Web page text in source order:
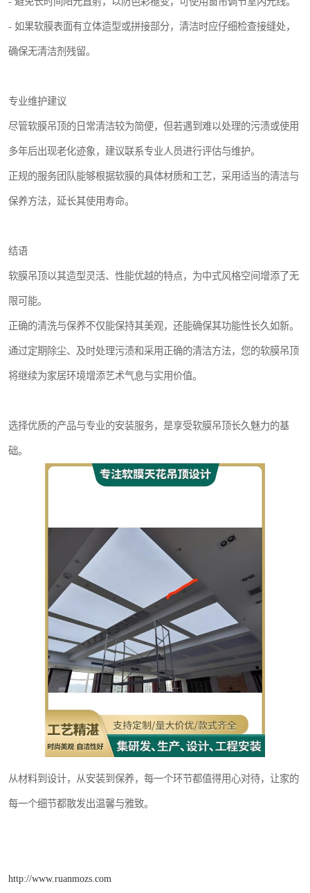
- 如果软膜表面有立体造型或拼接部分，清洁时应仔细检查接缝处，
确保无清洁剂残留。
专业维护建议
尽管软膜吊顶的日常清洁较为简便，但若遇到难以处理的污渍或使用
多年后出现老化迹象，建议联系专业人员进行评估与维护。
正规的服务团队能够根据软膜的具体材质和工艺，采用适当的清洁与
保养方法，延长其使用寿命。
结语
软膜吊顶以其造型灵活、性能优越的特点，为中式风格空间增添了无
限可能。
正确的清洗与保养不仅能保持其美观，还能确保其功能性长久如新。
通过定期除尘、及时处理污渍和采用正确的清洁方法，您的软膜吊顶
将继续为家居环境增添艺术气息与实用价值。
选择优质的产品与专业的安装服务，是享受软膜吊顶长久魅力的基
础。
从材料到设计，从安装到保养，每一个环节都值得用心对待，让家的
每一个细节都散发出温馨与雅致。
http://www.ruanmozs.com